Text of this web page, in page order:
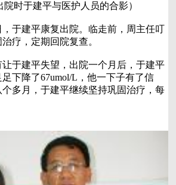
时于建平与医护人员的合影）
于建平康复出院。临走前，周主任叮
疗，定期回院复查。
建平失望，出院一个月后，于建平
下降了67umol/L，他一下子有了信
多月，于建平继续坚持巩固治疗，每